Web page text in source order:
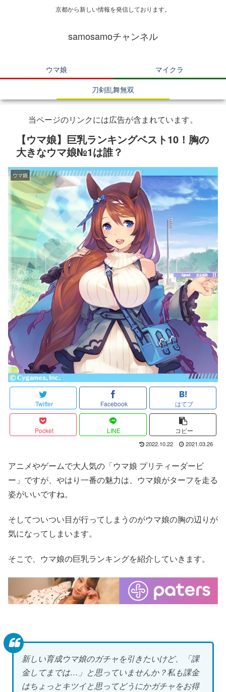
京都から新しい情報を発信しております。
samosamoチャンネル
ウマ娘
マイクラ
刀剣乱舞無双
当ページのリンクには広告が含まれています。
【ウマ娘】巨乳ランキングベスト10！胸の
大きなウマ娘№1は誰？
ウマ娘
Twitter Facebook はてブ
Pocket LINE コピー
2022.10.22 2021.03.26
アニメやゲームで大人気の「ウマ娘 プリティーダービ
ー」ですが、やはり一番の魅力は、ウマ娘がターフを走る
姿がいいですね。
そしてついつい目が行ってしまうのがウマ娘の胸の辺りが
気になってしまいます。
そこで、ウマ娘の巨乳ランキングを紹介していきます。
新しい育成ウマ娘のガチャを引きたいけど、「課
金してまでは…」と思っていませんか？私も課金
はちょっとキツイと思ってどうにかガチャをお得